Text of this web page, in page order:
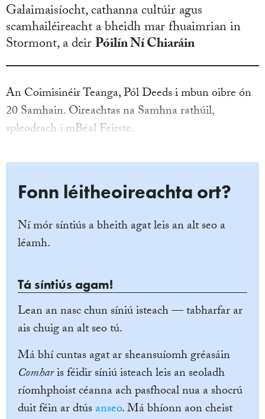
Galaimaisíocht, cathanna cultúir agus
scamhailéireacht a bheidh mar fhuaimrian in
Stormont, a deirPóilín Ní Chiaráin
An Coimisinéir Teanga, Pól Deeds i mbun oibre ón
20 Samhain. Oireachtas na Samhna rathúil,
spleodrach i mBéal Feirste.
Fonn léitheoireachta ort?
Ní mór síntiús a bheith agat leis an alt seo a
léamh.
Tá síntiús agam!
Lean an nasc chun síniú isteach — tabharfar ar
ais chuig an alt seo tú.
Má bhí cuntas agat ar sheansuíomh gréasáin
Comharis féidir síniú isteach leis an seoladh
ríomhphoist céanna ach pasfhocal nua a shocrú
duit féin ar dtúsanseo. Má bhíonn aon cheist